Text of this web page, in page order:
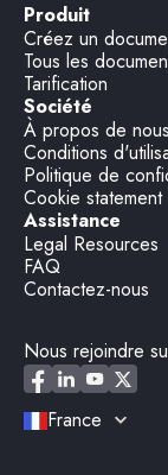
Produit
Créez un
Tous les
Tarification
Société
À propos de nous
Conditions
Politique de
Cookie statement
Assistance
Legal Resources
FAQ
Contactez-nous
Nous rejoindre
France